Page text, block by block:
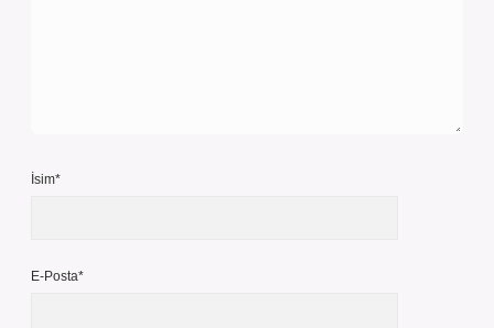
İsim*
E-Posta*